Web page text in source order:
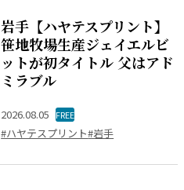
岩手【ハヤテスプリント】
笹地牧場生産ジェイエルビ
ットが初タイトル 父はアド
ミラブル
2026.08.05 FREE
#ハヤテスプリント#岩手